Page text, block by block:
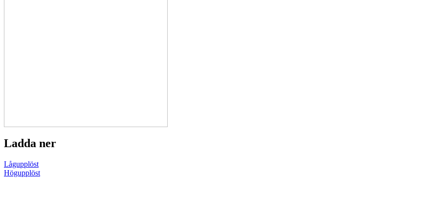
Ladda ner
Lågupplöst
Högupplöst